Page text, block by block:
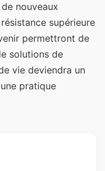
nouveaux
supérieure
permettront de
solutions de
vie deviendra un
pratique